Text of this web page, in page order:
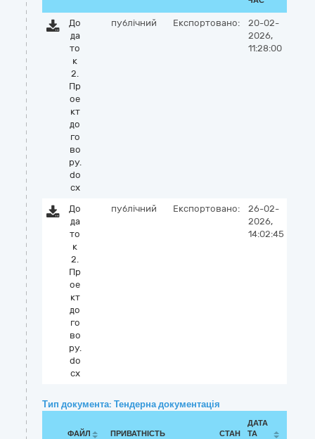
До
да
то
к
2.
Пр
ое
кт
до
го
во
ру.
do
cx
публічний Експортовано:
20-02-
2026,
11:28:00
До
да
то
к
2.
Пр
ое
кт
до
го
во
ру.
do
cx
публічний Експортовано:
26-02-
2026,
14:02:45
Тип документа: Тендерна документація
ФАЙЛ ПРИВАТНІСТЬ СТАН
ДАТА
ТА